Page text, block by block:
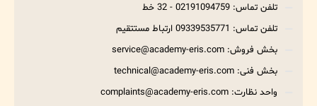
تلفن تماس: 02191094759 - 32 خط
تلفن تماس: 09339535771 ارتباط مستتقیم
بخش فروش: service@academy-eris.com
بخش فنی: technical@academy-eris.com
واحد نظارت: complaints@academy-eris.com